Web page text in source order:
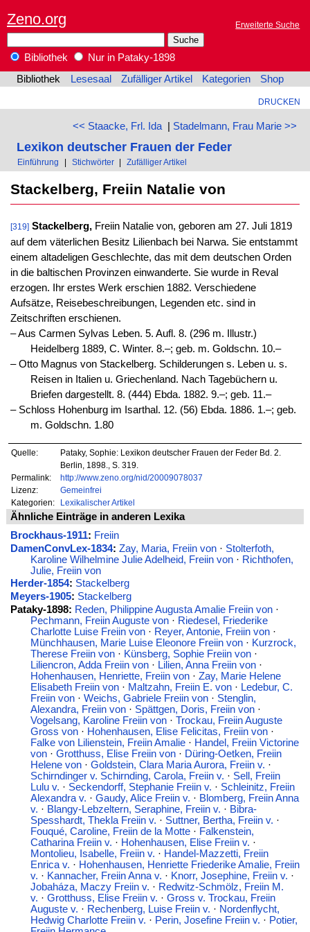
Zeno.org Erweiterte Suche
Bibliothek
Nur in Pataky-1898
Bibliothek
Lesesaal Zufälliger Artikel Kategorien Shop
DRUCKEN
<< Staacke, Frl. Ida| Stadelmann, Frau Marie >>
Lexikon deutscher Frauen der Feder
Einführung | Stichwörter | Zufälliger Artikel
Stackelberg, Freiin Natalie von
[319] Stackelberg,Freiin Natalie von, geboren am 27. Juli 1819
auf dem väterlichen Besitz Lilienbach bei Narwa. Sie entstammt
einem altadeligen Geschlechte, das mit dem deutschen Orden
in die baltischen Provinzen einwanderte. Sie wurde in Reval
erzogen. Ihr erstes Werk erschien 1882. Verschiedene
Aufsätze, Reisebeschreibungen, Legenden etc. sind in
Zeitschriften erschienen.
‒ Aus Carmen Sylvas Leben. 5. Aufl. 8. (296 m. Illustr.)
Heidelberg 1889, C. Winter. 8.–; geb. m. Goldschn. 10.–
‒ Otto Magnus von Stackelberg. Schilderungen s. Leben u. s.
Reisen in Italien u. Griechenland. Nach Tagebüchern u.
Briefen dargestellt. 8. (444) Ebda. 1882. 9.–; geb. 11.–
‒ Schloss Hohenburg im Isarthal. 12. (56) Ebda. 1886. 1.–; geb.
m. Goldschn. 1.80
Quelle:
Pataky, Sophie: Lexikon deutscher Frauen der Feder Bd. 2.
Berlin, 1898., S. 319.
Permalink:
http://www.zeno.org/nid/20009078037
Lizenz:
Gemeinfrei
Kategorien:
Lexikalischer Artikel
Ähnliche Einträge in anderen Lexika
Brockhaus-1911: Freiin
DamenConvLex-1834: Zay, Maria, Freiin von· Stolterfoth,
Karoline Wilhelmine Julie Adelheid, Freiin von· Richthofen,
Julie, Freiin von
Herder-1854: Stackelberg
Meyers-1905: Stackelberg
Pataky-1898: Reden, Philippine Augusta Amalie Freiin von·
Pechmann, Freiin Auguste von· Riedesel, Friederike
Charlotte Luise Freiin von· Reyer, Antonie, Freiin von·
Münchhausen, Marie Luise Eleonore Freiin von· Kurzrock,
Therese Freiin von· Künsberg, Sophie Freiin von·
Liliencron, Adda Freiin von· Lilien, Anna Freiin von·
Hohenhausen, Henriette, Freiin von· Zay, Marie Helene
Elisabeth Freiin von· Maltzahn, Freiin E. von· Ledebur, C.
Freiin von· Weichs, Gabriele Freiin von· Stenglin,
Alexandra, Freiin von· Spättgen, Doris, Freiin von·
Vogelsang, Karoline Freiin von· Trockau, Freiin Auguste
Gross von· Hohenhausen, Elise Felicitas, Freiin von·
Falke von Lilienstein, Freiin Amalie· Handel, Freiin Victorine
von· Grotthuss, Elise Freiin von· Düring-Oetken, Freiin
Helene von· Goldstein, Clara Maria Aurora, Freiin v. ·
Schirndinger v. Schirnding, Carola, Freiin v. · Sell, Freiin
Lulu v. · Seckendorff, Stephanie Freiin v. · Schleinitz, Freiin
Alexandra v. · Gaudy, Alice Freiin v. · Blomberg, Freiin Anna
v. · Blangy-Lebzeltern, Seraphine, Freiin v. · Bibra-
Spesshardt, Thekla Freiin v. · Suttner, Bertha, Freiin v. ·
Fouqué, Caroline, Freiin de la Motte· Falkenstein,
Catharina Freiin v. · Hohenhausen, Elise Freiin v. ·
Montolieu, Isabelle, Freiin v. · Handel-Mazzetti, Freiin
Enrica v. · Hohenhausen, Henriette Friederike Amalie, Freiin
v. · Kannacher, Freiin Anna v. · Knorr, Josephine, Freiin v. ·
Jobaháza, Maczy Freiin v. · Redwitz-Schmölz, Freiin M.
v. · Grotthuss, Elise Freiin v. · Gross v. Trockau, Freiin
Auguste v. · Rechenberg, Luise Freiin v. · Nordenflycht,
Hedwig Charlotte Freiin v. · Perin, Josefine Freiin v. · Potier,